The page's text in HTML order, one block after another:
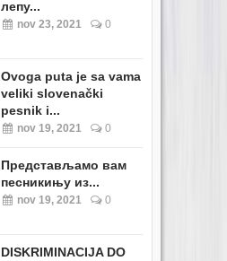
лепу...
nov 23, 2021 0
Ovoga puta je sa vama
veliki slovenački
pesnik i...
nov 19, 2021 0
Представљамо вам
песникињу из...
nov 19, 2021 0
DISKRIMINACIJA DO